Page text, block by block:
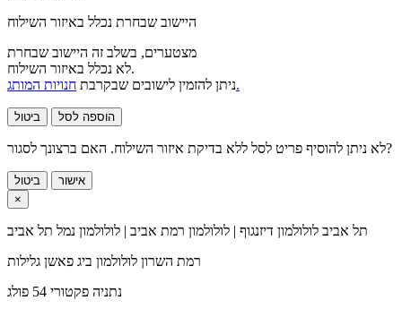
היישוב שבחרת נכלל באיזור השילוח
מצטערים, בשלב זה היישוב שבחרת
לא נכלל באיזור השילוח.
ניתן להזמין לישובים שבקרבתחנויות המותג.
ביטול הוספה לסל
לא ניתן להוסיף פריט לסל ללא בדיקת איזור השילוח. האם ברצונך לסגור?
ביטול
אישור
×
תל אביב לולולמון דיזנגוף | לולולמון רמת אביב | לולולמון נמל תל אביב
רמת השרון לולולמון ביג פאשן גלילות
נתניה פקטורי 54 פולג